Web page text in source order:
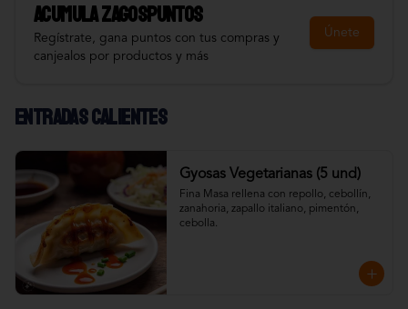
AcumulaZAGOSPUNTOS
Regístrate, gana puntos con tus compras y
canjealos por productos y más
Únete
Entradas calientes
Gyosas Vegetarianas (5 und)
Fina Masa rellena con repollo, cebollín,
zanahoria, zapallo italiano, pimentón,
cebolla.